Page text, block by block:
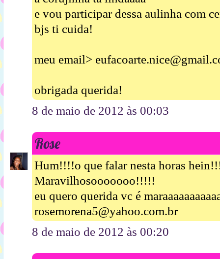
e vou participar dessa aulinha com
bjs ti cuida!
meu email>
obrigada querida!
8 de maio de 2012 às 00:03
Rose
Hum!!!!o que falar nesta horas
Maravilhosooooooo!!!!!
eu quero querida vc é
rosemorena5@yahoo.com.br
8 de maio de 2012 às 00:20